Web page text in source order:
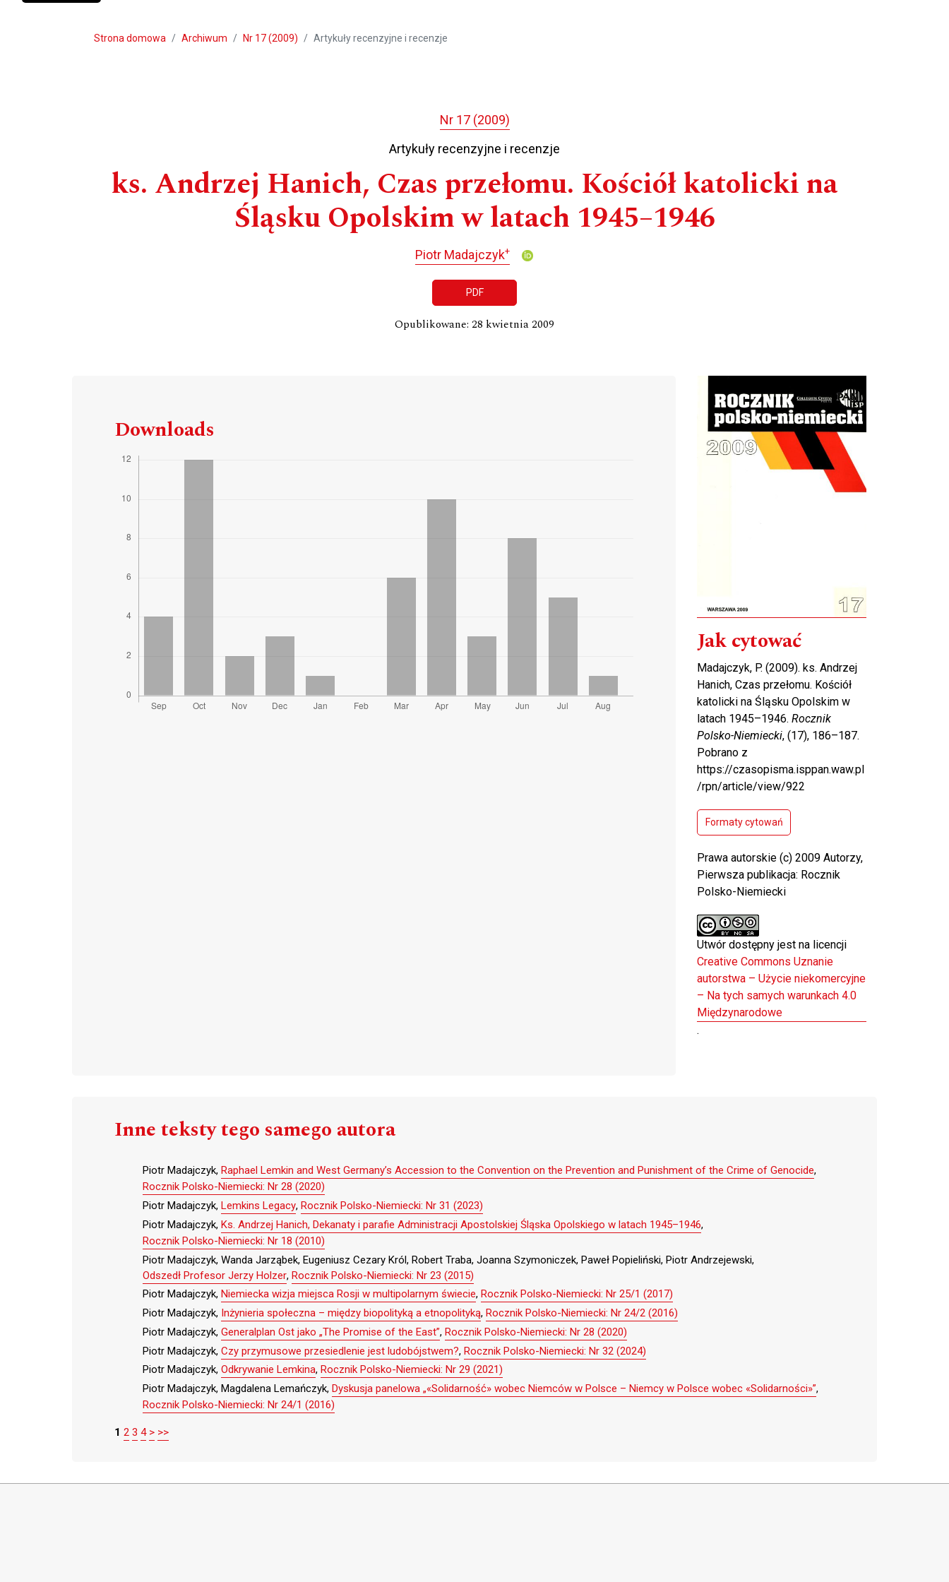
Strona domowa Archiwum Nr 17 (2009) Artykuły recenzyjne i recenzje
Nr 17 (2009)
Artykuły recenzyjne i recenzje
ks. Andrzej Hanich, Czas przełomu. Kościół katolicki na
Śląsku Opolskim w latach 1945–1946
Piotr Madajczyk+
PDF
Opublikowane: 28 kwietnia 2009
Downloads
Cover image
Jak cytować
Madajczyk, P. (2009). ks. Andrzej
Hanich, Czas przełomu. Kościół
katolicki na Śląsku Opolskim w
latach 1945–1946. Rocznik
Polsko-Niemiecki, (17), 186–187.
Pobrano z
https://czasopisma.isppan.waw.pl
/rpn/article/view/922
Formaty cytowań
Prawa autorskie (c) 2009 Autorzy,
Pierwsza publikacja: Rocznik
Polsko-Niemiecki
Utwór dostępny jest na licencji
Creative Commons Uznanie
autorstwa – Użycie niekomercyjne
– Na tych samych warunkach 4.0
Międzynarodowe
.
Inne teksty tego samego autora
Piotr Madajczyk, Raphael Lemkin and West Germany’s Accession to the Convention on the Prevention and Punishment of the Crime of Genocide,
Rocznik Polsko-Niemiecki: Nr 28 (2020)
Piotr Madajczyk, Lemkins Legacy, Rocznik Polsko-Niemiecki: Nr 31 (2023)
Piotr Madajczyk, Ks. Andrzej Hanich, Dekanaty i parafie Administracji Apostolskiej Śląska Opolskiego w latach 1945–1946,
Rocznik Polsko-Niemiecki: Nr 18 (2010)
Piotr Madajczyk, Wanda Jarząbek, Eugeniusz Cezary Król, Robert Traba, Joanna Szymoniczek, Paweł Popieliński, Piotr Andrzejewski,
Odszedł Profesor Jerzy Holzer, Rocznik Polsko-Niemiecki: Nr 23 (2015)
Piotr Madajczyk, Niemiecka wizja miejsca Rosji w multipolarnym świecie, Rocznik Polsko-Niemiecki: Nr 25/1 (2017)
Piotr Madajczyk, Inżynieria społeczna – między biopolityką a etnopolityką, Rocznik Polsko-Niemiecki: Nr 24/2 (2016)
Piotr Madajczyk, Generalplan Ost jako „The Promise of the East”, Rocznik Polsko-Niemiecki: Nr 28 (2020)
Piotr Madajczyk, Czy przymusowe przesiedlenie jest ludobójstwem?, Rocznik Polsko-Niemiecki: Nr 32 (2024)
Piotr Madajczyk, Odkrywanie Lemkina, Rocznik Polsko-Niemiecki: Nr 29 (2021)
Piotr Madajczyk, Magdalena Lemańczyk, Dyskusja panelowa „«Solidarność» wobec Niemców w Polsce – Niemcy w Polsce wobec «Solidarności»”,
Rocznik Polsko-Niemiecki: Nr 24/1 (2016)
1 2 3 4 > >>